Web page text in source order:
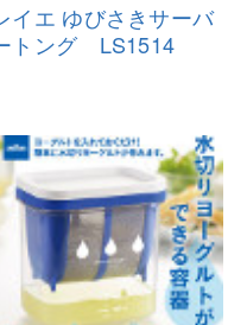
イエ ゆびさきサーバ
トング LS1514